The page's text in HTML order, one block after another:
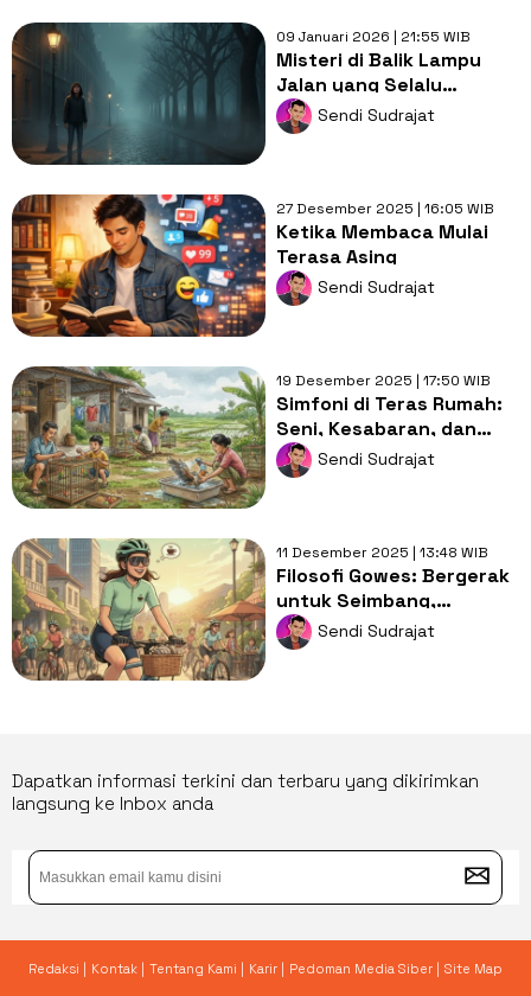
09 Januari 2026 | 21:55 WIB
Misteri di Balik Lampu
Jalan yang Selalu
Menyala Sendiri
Sendi Sudrajat
27 Desember 2025 | 16:05 WIB
Ketika Membaca Mulai
Terasa Asing
Sendi Sudrajat
19 Desember 2025 | 17:50 WIB
Simfoni di Teras Rumah:
Seni, Kesabaran, dan
Kedamaian dalam
Merawat Burung Kicau
Sendi Sudrajat
11 Desember 2025 | 13:48 WIB
Filosofi Gowes: Bergerak
untuk Seimbang,
Mengayuh untuk Bahagia
Sendi Sudrajat
Dapatkan informasi terkini dan terbaru yang dikirimkan
langsung ke Inbox anda
Redaksi | Kontak | Tentang Kami | Karir | Pedoman Media Siber | Site Map